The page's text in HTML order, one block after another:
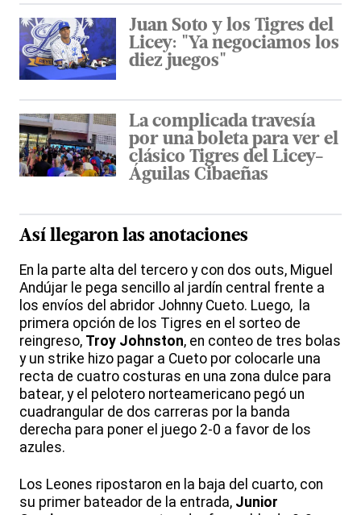
Juan Soto y los Tigres del
Licey: "Ya negociamos los
diez juegos"
La complicada travesía
por una boleta para ver el
clásico Tigres del Licey-
Águilas Cibaeñas
Así llegaron las anotaciones
En la parte alta del tercero y con dos outs, Miguel
Andújar le pega sencillo al jardín central frente a
los envíos del abridor Johnny Cueto. Luego, la
primera opción de los Tigres en el sorteo de
reingreso, Troy Johnston, en conteo de tres bolas
y un strike hizo pagar a Cueto por colocarle una
recta de cuatro costuras en una zona dulce para
batear, y el pelotero norteamericano pegó un
cuadrangular de dos carreras por la banda
derecha para poner el juego 2-0 a favor de los
azules.
Los Leones ripostaron en la baja del cuarto, con
su primer bateador de la entrada, Junior